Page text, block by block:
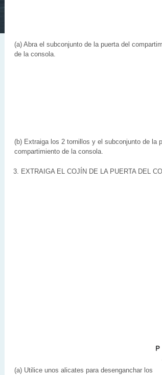
(a) Abra el subconjunto de la puerta del
de la consola.
(b) Extraiga los 2 tornillos y el subconjunto de la
compartimiento de la consola.
3. EXTRAIGA EL COJÍN DE LA PUERTA DEL
(a) Utilice unos alicates para desenganchar los